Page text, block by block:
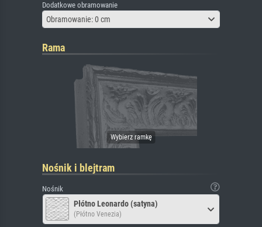
Dodatkowe obramowanie
Obramowanie: 0 cm
Rama
Nośnik i blejtram
Nośnik
Płótno Leonardo (satyna)
(Płótno Venezia)